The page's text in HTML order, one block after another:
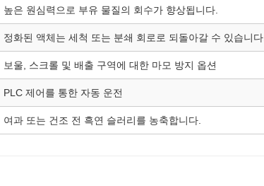
높은 원심력으로 부유 물질의 회수가 향상됩니다.
정화된 액체는 세척 또는 분쇄 회로로 되돌아갈 수 있습니다.
보울, 스크롤 및 배출 구역에 대한 마모 방지 옵션
PLC 제어를 통한 자동 운전
여과 또는 건조 전 흑연 슬러리를 농축합니다.